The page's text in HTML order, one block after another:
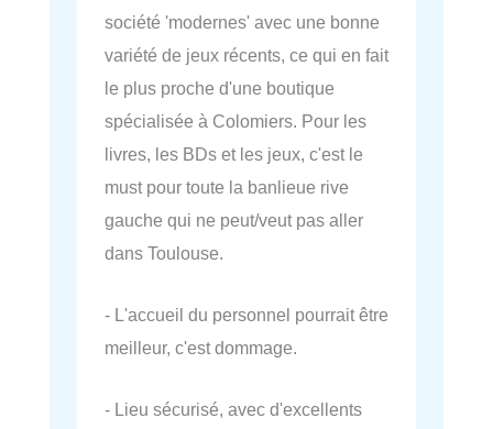
société 'modernes' avec une bonne
variété de jeux récents, ce qui en fait
le plus proche d'une boutique
spécialisée à Colomiers. Pour les
livres, les BDs et les jeux, c'est le
must pour toute la banlieue rive
gauche qui ne peut/veut pas aller
dans Toulouse.
- L'accueil du personnel pourrait être
meilleur, c'est dommage.
- Lieu sécurisé, avec d'excellents